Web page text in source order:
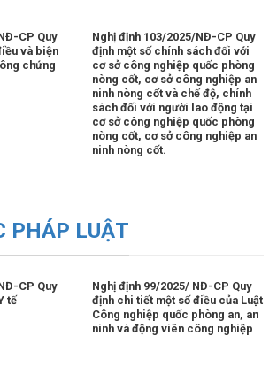
CP Quy
và biện
chứng
Nghị định 103/2025/NĐ-CP Quy
định một số chính sách đối với
cơ sở công nghiệp quốc phòng
nòng cốt, cơ sở công nghiệp an
ninh nòng cốt và chế độ, chính
sách đối với người lao động tại
cơ sở công nghiệp quốc phòng
nòng cốt, cơ sở công nghiệp an
ninh nòng cốt.
PHÁP LUẬT
CP Quy
tế
Nghị định 99/2025/ NĐ-CP Quy
định chi tiết một số điều của Luật
Công nghiệp quốc phòng an, an
ninh và động viên công nghiệp